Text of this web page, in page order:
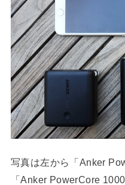
写真は左から「Anker
「Anker PowerCore